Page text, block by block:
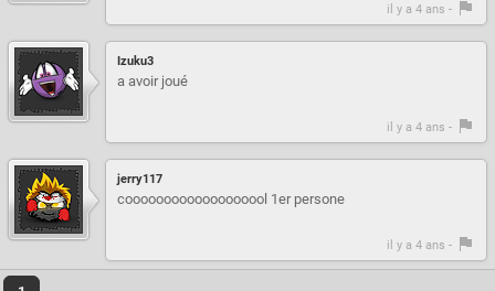
il y a 4 ans -
Izuku3
a avoir joué
il y a 4 ans -
jerry117
cooooooooooooooooool 1er persone
il y a 4 ans -